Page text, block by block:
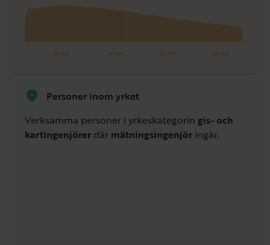
30 000 40 000 50 000 60 000
Personer inom yrket
Verksamma personer i yrkeskategorin gis- och
kartingenjörer där mätningsingenjör ingår.